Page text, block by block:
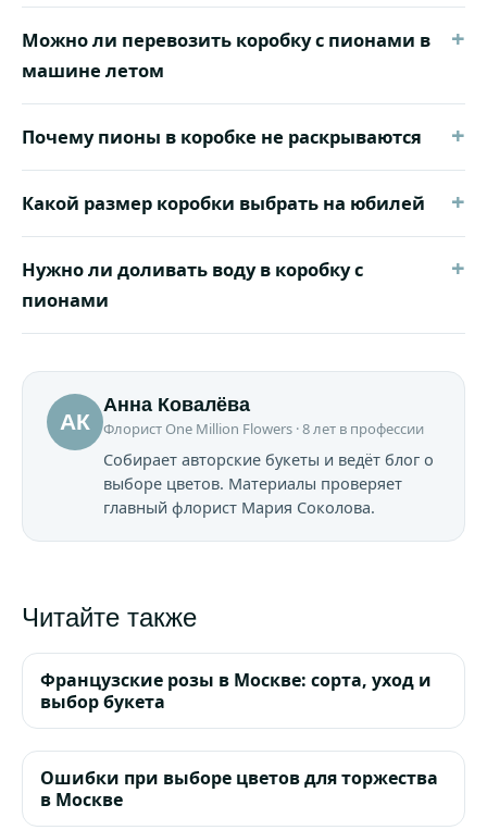
Можно ли перевозить коробку с пионами в
машине летом
+
Почему пионы в коробке не раскрываются +
Какой размер коробки выбрать на юбилей +
Нужно ли доливать воду в коробку с
пионами
+
АК
Анна Ковалёва
Флорист One Million Flowers · 8 лет в профессии
Собирает авторские букеты и ведёт блог о
выборе цветов. Материалы проверяет
главный флорист Мария Соколова.
Читайте также
Французские розы в Москве: сорта, уход и
выбор букета
Ошибки при выборе цветов для торжества
в Москве